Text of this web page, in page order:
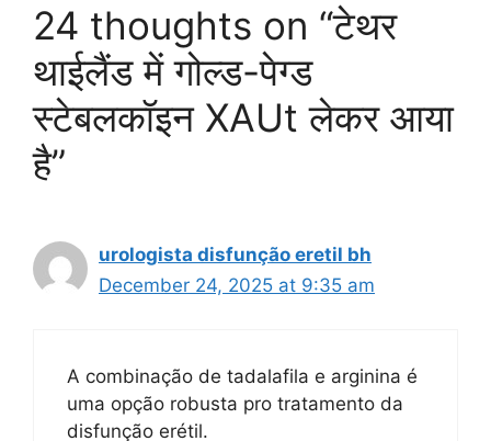
24 thoughts on “टेथर
थाईलैंड में गोल्ड-पेग्ड
स्टेबलकॉइन XAUt लेकर आया
है”
urologista disfunção eretil bh
December 24, 2025 at 9:35 am
A combinação de tadalafila e arginina é
uma opção robusta pro tratamento da
disfunção erétil.